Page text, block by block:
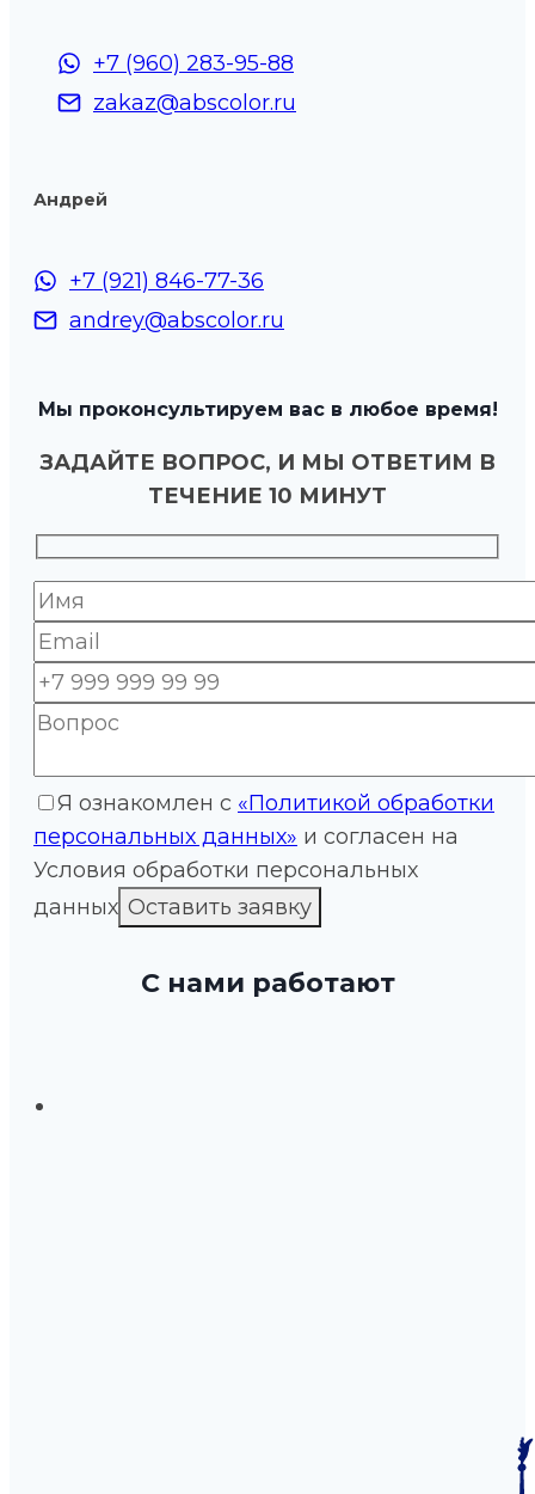
+7 (960) 283-95-88
zakaz@abscolor.ru
Андрей
+7 (921) 846-77-36
andrey@abscolor.ru
Мы проконсультируем вас в любое время!
ЗАДАЙТЕ ВОПРОС, И МЫ ОТВЕТИМ В
ТЕЧЕНИЕ 10 МИНУТ
Я ознакомлен с «Политикой обработки
персональных данных» и согласен на
Условия обработки персональных
данных
С нами работают